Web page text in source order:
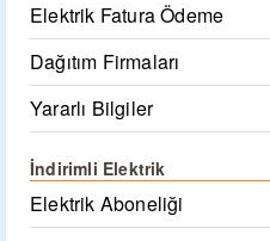
Elektrik Fatura Ödeme
Dağıtım Firmaları
Yararlı Bilgiler
İndirimli Elektrik
Elektrik Aboneliği